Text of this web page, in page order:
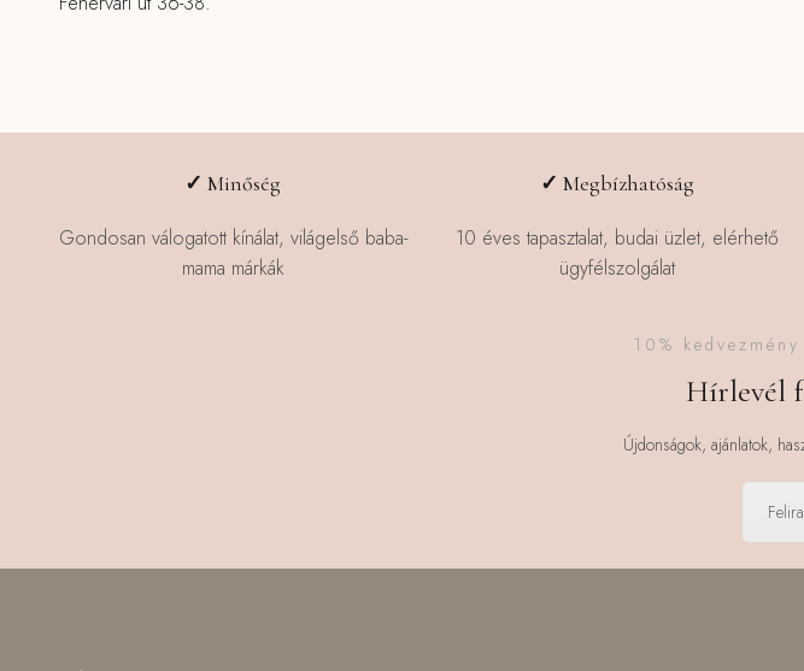
✓Minőség
Gondosan válogatott kínálat, világelső baba-
mama márkák
✓Megbízhatóság
10 éves tapasztalat, budai üzlet, elérhető
ügyfélszolgálat
10%
Hírlevél
Újdonságok, ajánlatok,